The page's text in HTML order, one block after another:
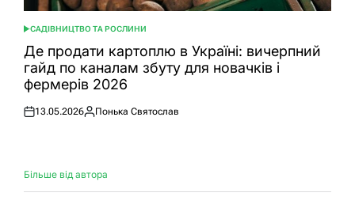
ОПУБЛІКУВАТИ
У
САДІВНИЦТВО ТА РОСЛИНИ
Де продати картоплю в Україні: вичерпний
гайд по каналам збуту для новачків і
фермерів 2026
Оприлюднено
13.05.2026
Опубліковано
Понька Святослав
Більше від автора